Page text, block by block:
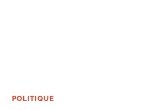
POLITIQUE